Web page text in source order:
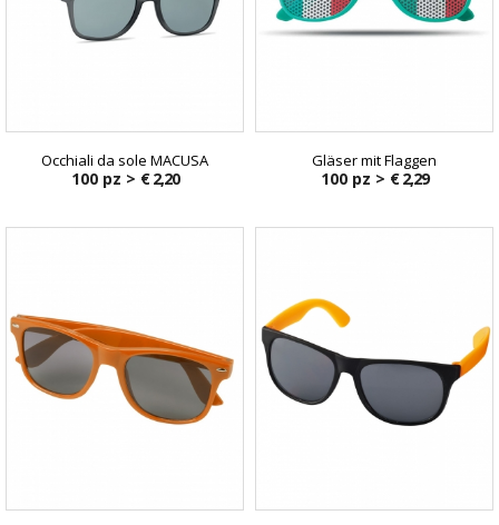
Occhiali da sole MACUSA
100 pz > € 2,20
Gläser mit Flaggen
100 pz > € 2,29